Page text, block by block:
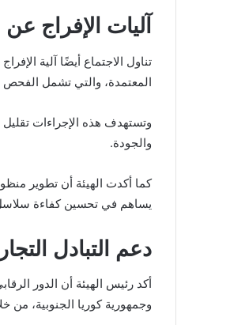
آليات الإفراج
تناول الاجتماع أيضًا آلية
المعتمدة، والتي تشمل الفحص
وتستهدف هذه الإجراءات
والجودة.
كما أكدت الهيئة أن تطوير
يساهم في تحسين كفاءة سلاسل
دعم التبادل
أكد رئيس الهيئة أن الدور
وجمهورية كوريا الجنوبية، من